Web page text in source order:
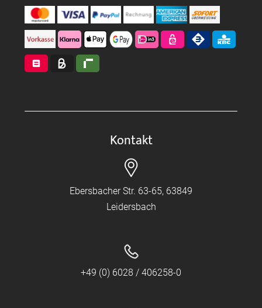
Kontakt
Ebersbacher Str. 63-65, 63849
Leidersbach
+49 (0) 6028 / 406258-0